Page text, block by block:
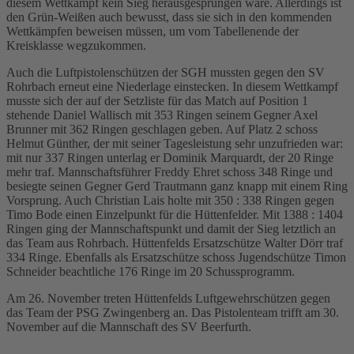
diesem Wettkampf kein Sieg herausgesprungen wäre. Allerdings ist
den Grün-Weißen auch bewusst, dass sie sich in den kommenden
Wettkämpfen beweisen müssen, um vom Tabellenende der
Kreisklasse wegzukommen.
Auch die Luftpistolenschützen der SGH mussten gegen den SV
Rohrbach erneut eine Niederlage einstecken. In diesem Wettkampf
musste sich der auf der Setzliste für das Match auf Position 1
stehende Daniel Wallisch mit 353 Ringen seinem Gegner Axel
Brunner mit 362 Ringen geschlagen geben. Auf Platz 2 schoss
Helmut Günther, der mit seiner Tagesleistung sehr unzufrieden war:
mit nur 337 Ringen unterlag er Dominik Marquardt, der 20 Ringe
mehr traf. Mannschaftsführer Freddy Ehret schoss 348 Ringe und
besiegte seinen Gegner Gerd Trautmann ganz knapp mit einem Ring
Vorsprung. Auch Christian Lais holte mit 350 : 338 Ringen gegen
Timo Bode einen Einzelpunkt für die Hüttenfelder. Mit 1388 : 1404
Ringen ging der Mannschaftspunkt und damit der Sieg letztlich an
das Team aus Rohrbach. Hüttenfelds Ersatzschütze Walter Dörr traf
334 Ringe. Ebenfalls als Ersatzschütze schoss Jugendschütze Timon
Schneider beachtliche 176 Ringe im 20 Schussprogramm.
Am 26. November treten Hüttenfelds Luftgewehrschützen gegen
das Team der PSG Zwingenberg an. Das Pistolenteam trifft am 30.
November auf die Mannschaft des SV Beerfurth.